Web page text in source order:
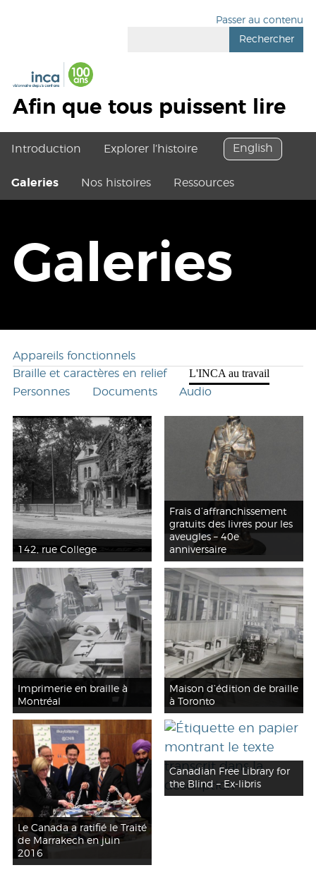
Passer au contenu
Rechercher
Afin que tous puissent lire
Introduction Explorer l’histoire
Galeries Nos histoires Ressources
English
Galeries
Appareils fonctionnels
Braille et caractères en relief
L'INCA au travail
Personnes Documents Audio
142, rue College
Frais d’affranchissement
gratuits des livres pour les
aveugles – 40e
anniversaire
Imprimerie en braille à
Montréal
Maison d’édition de braille
à Toronto
Le Canada a ratifié le Traité
de Marrakech en juin
2016
Canadian Free Library for
the Blind – Ex-libris